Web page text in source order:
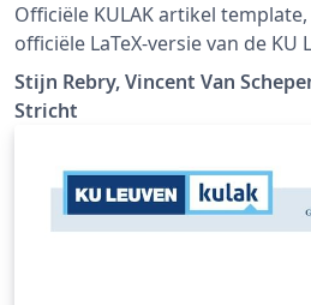
Officiële KULAK artikel template, versie
officiële LaTeX-versie van de KU
https://admin.kuleuven.be/icts/
ontent/ckeditor/housestyle
Stijn Rebry, Vincent Van
Stricht